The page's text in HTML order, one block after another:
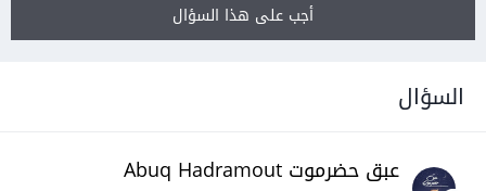
أجب على هذا السؤال
السؤال
عبق حضرموت Abuq Hadramout